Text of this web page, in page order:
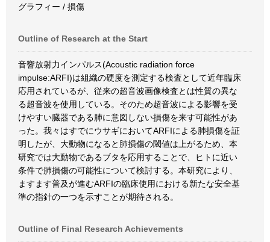
グラフィー / 損傷
Outline of Research at the Start
音響放射力インパルス(Acoustic radiation force
impulse:ARFI)は組織の硬度を測定する検査として近年臨床
応用されているが、従来の超音波画像検査とは性質の異な
る超音波を使用している。そのため超音波による影響を受
けやすい臓器である肺に意図しない損傷を来す可能性があ
った。我々はすでにウサギにおいてARFIによる肺損傷を証
明したが、大動物になると肺損傷の閾値は上がるため、本
研究では大動物であるブタを応用することで、ヒトに近い
条件で肺損傷の可能性について検討する。本研究により、
ますます普及が進むARFIの臨床使用における新たな安全基
準の指針の一つを示すことが期待される。
Outline of Final Research Achievements